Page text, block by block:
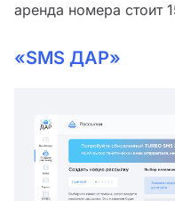
аренда номера стоит
«SMS ДАР»